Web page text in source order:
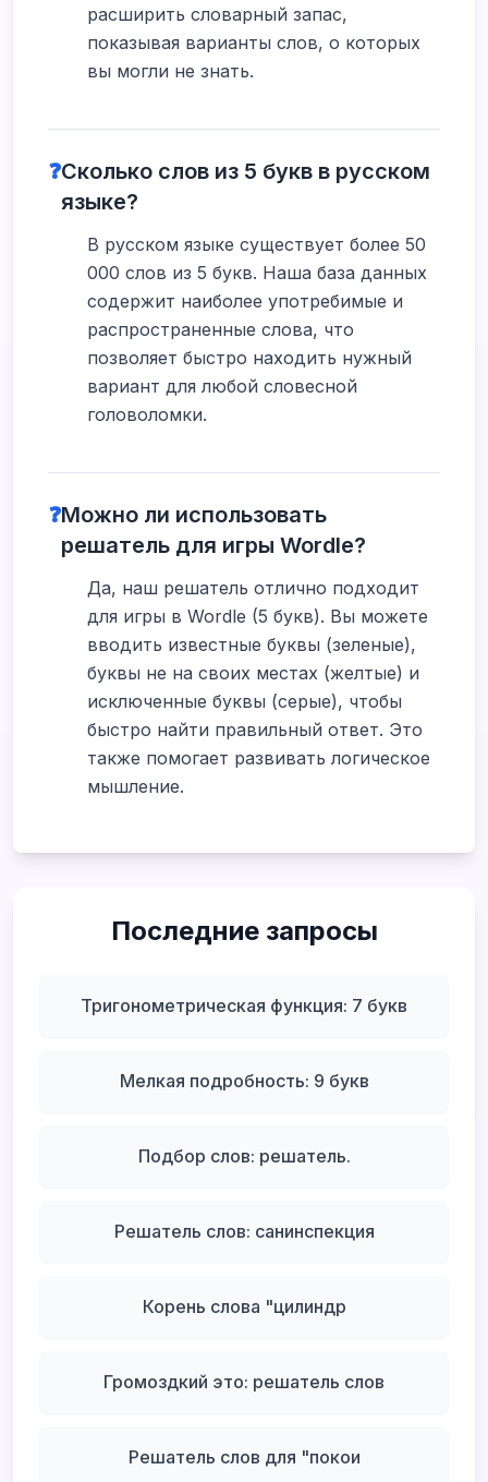
расширить словарный запас,
показывая варианты слов, о которых
вы могли не знать.
❓Сколько слов из 5 букв в русском
языке?
В русском языке существует более 50
000 слов из 5 букв. Наша база данных
содержит наиболее употребимые и
распространенные слова, что
позволяет быстро находить нужный
вариант для любой словесной
головоломки.
❓Можно ли использовать
решатель для игры Wordle?
Да, наш решатель отлично подходит
для игры в Wordle (5 букв). Вы можете
вводить известные буквы (зеленые),
буквы не на своих местах (желтые) и
исключенные буквы (серые), чтобы
быстро найти правильный ответ. Это
также помогает развивать логическое
мышление.
Последние запросы
Тригонометрическая функция: 7 букв
Мелкая подробность: 9 букв
Подбор слов: решатель.
Решатель слов: санинспекция
Корень слова "цилиндр
Громоздкий это: решатель слов
Решатель слов для "покои